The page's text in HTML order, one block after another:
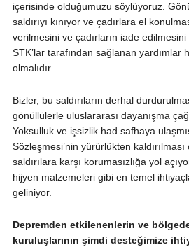
içerisinde olduğumuzu söylüyoruz.
saldırıyı kınıyor ve çadırlara el
verilmesini ve çadırların iade
STK’lar tarafından sağlanan yardımlar
olmalıdır.
Bizler, bu saldırıların derhal
gönüllülerle uluslararası dayanışma
Yoksulluk ve işsizlik had safhaya
Sözleşmesi’nin yürürlükten
saldırılara karşı korumasızlığa yol
hijyen malzemeleri gibi en temel
geliniyor.
Depremden etkilenenlerin ve
kuruluşlarının şimdi desteğimize